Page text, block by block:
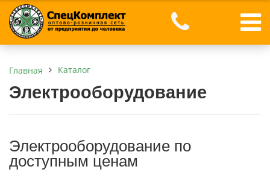
Главная Каталог
Электрооборудование
Электрооборудование по
доступным ценам